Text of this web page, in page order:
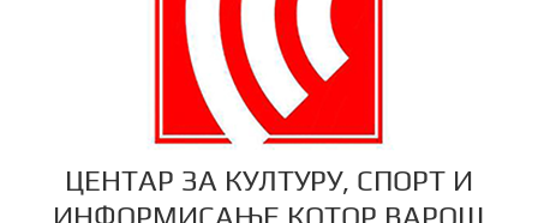
ЦЕНТАР ЗА КУЛТУРУ, СПОРТ И
ИНФОРМИСАЊЕ КОТОР ВАРОШ